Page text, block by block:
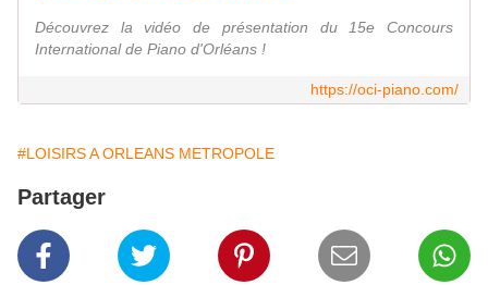
Découvrez la vidéo de présentation du 15e Concours
International de Piano d'Orléans !
https://oci-piano.com/
#LOISIRS A ORLEANS METROPOLE
Partager